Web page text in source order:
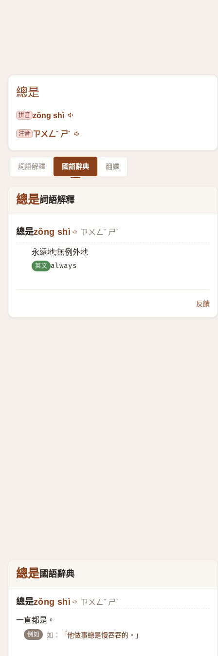
總是
拼音 zǒng shì
注音 ㄗㄨㄥˇ ㄕˋ
詞語解釋 國語辭典 翻譯
總是詞語解釋
總是zǒng shì ㄗㄨㄥˇ ㄕˋ
永遠地;無例外地
英文 always
反饋
總是國語辭典
總是zǒng shì ㄗㄨㄥˇ ㄕˋ
一直都是。
例如 如： 「他做事總是慢吞吞的。」